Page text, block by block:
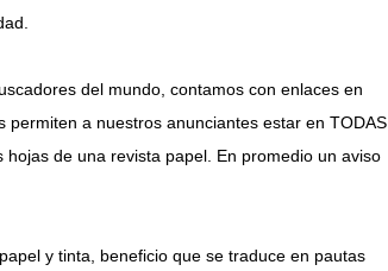
del mundo, contamos con enlaces en
a nuestros anunciantes estar en TODAS
de una revista papel. En promedio un aviso
y tinta, beneficio que se traduce en pautas